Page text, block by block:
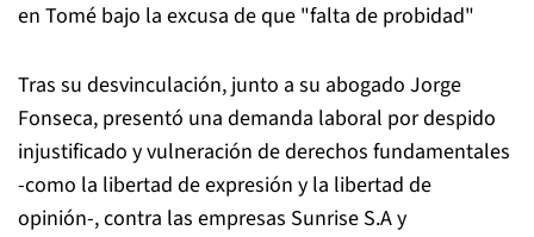
en Tomé bajo la excusa de que "falta de probidad"
Tras su desvinculación, junto a su abogado Jorge
Fonseca, presentó una demanda laboral por despido
injustificado y vulneración de derechos fundamentales
-como la libertad de expresión y la libertad de
opinión-, contra las empresas Sunrise S.A y